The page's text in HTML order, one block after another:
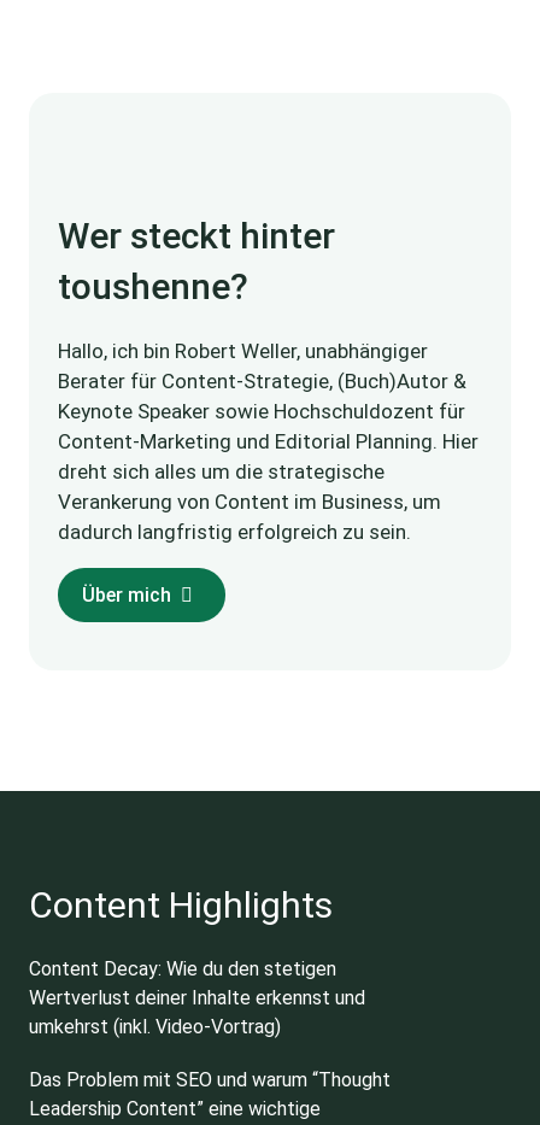
Wer steckt hinter
toushenne?
Hallo, ich bin Robert Weller, unabhängiger
Berater für Content-Strategie, (Buch)Autor &
Keynote Speaker sowie Hochschuldozent für
Content-Marketing und Editorial Planning. Hier
dreht sich alles um die strategische
Verankerung von Content im Business, um
dadurch langfristig erfolgreich zu sein.
Über mich
Content Highlights
Content Decay: Wie du den stetigen
Wertverlust deiner Inhalte erkennst und
umkehrst (inkl. Video-Vortrag)
Das Problem mit SEO und warum “Thought
Leadership Content” eine wichtige